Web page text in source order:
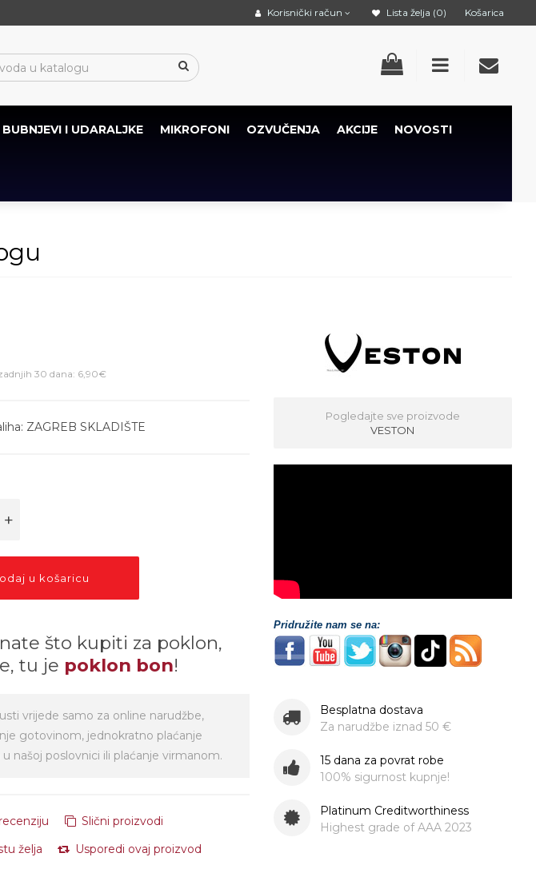
Korisnički račun Lista želja (0) Košarica
BUBNJEVI I UDARALJKE MIKROFONI OZVUČENJA AKCIJE NOVOSTI
30 dana: 6,90€
ZAGREB SKLADIŠTE
u košaricu
što kupiti za poklon,
tu je poklon bon!
vrijede samo za online narudžbe,
gotovinom, jednokratno plaćanje
našoj poslovnici ili plaćanje virmanom.
Slični proizvodi
želja
Usporedi ovaj proizvod
Pogledajte sve proizvode
VESTON
Pridružite nam se na:
Besplatna dostava
Za narudžbe iznad 50 €
15 dana za povrat robe
100% sigurnost kupnje!
Platinum Creditworthiness
Highest grade of AAA 2023